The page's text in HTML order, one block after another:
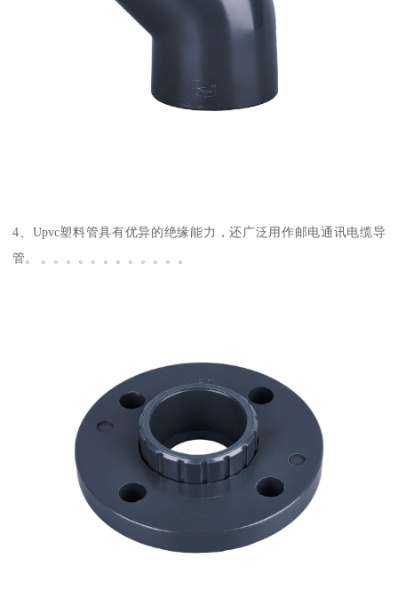
4、Upvc塑料管具有优异的绝缘能力，还广泛用作邮电通讯电缆导
管。 。。。。。。。。。。。。